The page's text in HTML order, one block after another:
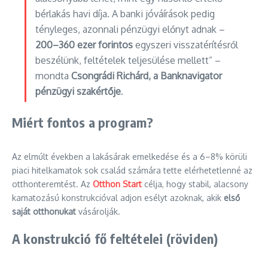
bérlakás havi díja. A banki jóváírások pedig
tényleges, azonnali pénzügyi előnyt adnak –
200–360 ezer forintos egyszeri visszatérítésről
beszélünk, feltételek teljesülése mellett” –
mondta Csongrádi Richárd, a Banknavigator
pénzügyi szakértője.
Miért fontos a program?
Az elmúlt években a lakásárak emelkedése és a 6–8% körüli
piaci hitelkamatok sok család számára tette elérhetetlenné az
otthonteremtést. Az Otthon Start célja, hogy stabil, alacsony
kamatozású konstrukcióval adjon esélyt azoknak, akik első
saját otthonukat vásárolják.
A konstrukció fő feltételei (röviden)